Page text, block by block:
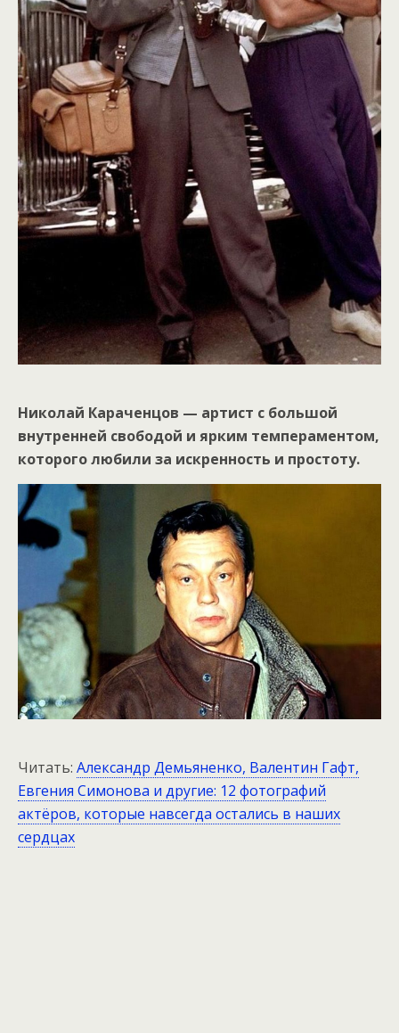
Николай Караченцов — артист с большой
внутренней свободой и ярким темпераментом,
которого любили за искренность и простоту.
Читать: Александр Демьяненко, Валентин Гафт,
Евгения Симонова и другие: 12 фотографий
актёров, которые навсегда остались в наших
сердцах